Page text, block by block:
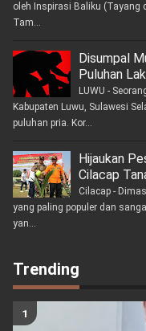
oleh Inspirasi Baliku (Tayang
Tam...
Disumpal
Puluhan
LUWU -
Kabupaten Luwu, Sulawesi
puluhan pria. Kor...
Hijaukan
Cilacap
Cilacap -
yang paling populer dan
yan...
Trending